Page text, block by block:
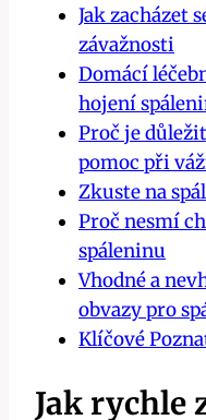
Jak zacházet
závažnosti
Domácí
hojení
Proč je
pomoc při
Zkuste na
Proč nesmí
spáleninu
Vhodné a
obvazy pro
Klíčové
Jak rychle